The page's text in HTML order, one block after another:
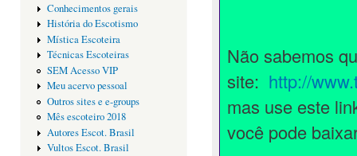
Conhecimentos gerais
História do Escotismo
Mística Escoteira
Técnicas Escoteiras
SEM Acesso VIP
Meu acervo pessoal
Outros sites e e-groups
Mês escoteiro 2018
Autores Escot. Brasil
Vultos Escot. Brasil
Não sabemos
site: http://
mas use este
você pode